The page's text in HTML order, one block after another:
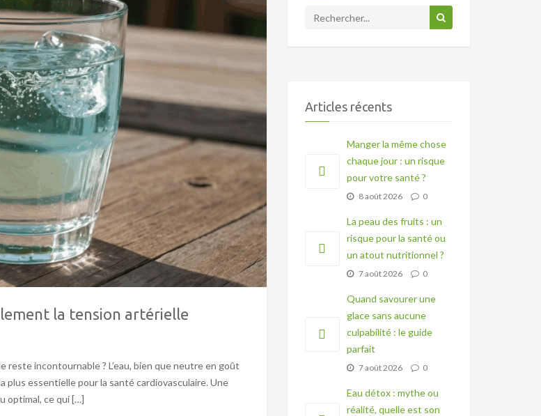
la tension artérielle
incontournable ? L’eau, bien que neutre en goût
essentielle pour la santé cardiovasculaire. Une
optimal, ce qui […]
Articles récents
Manger la même chose
chaque jour : un risque
pour votre santé ?
8 août 2026 0
La peau des fruits : un
risque pour la santé ou
un atout nutritionnel ?
7 août 2026 0
Quand savourer une
glace sans aucune
culpabilité : le guide
parfait
7 août 2026 0
Eau détox : mythe ou
réalité, quelle est son